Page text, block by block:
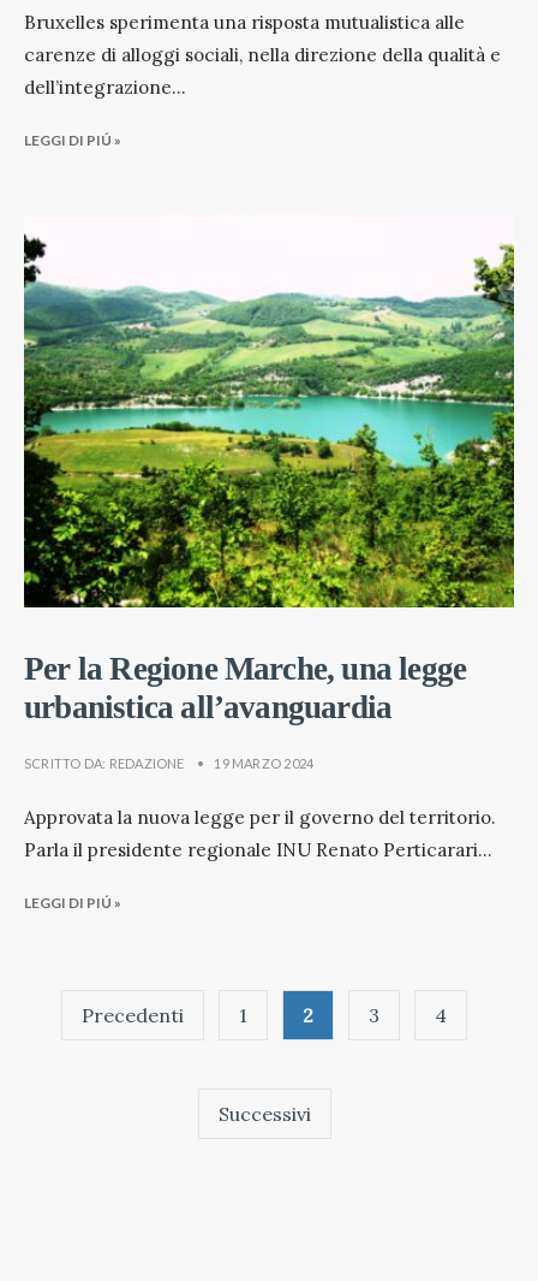
Bruxelles sperimenta una risposta mutualistica alle
carenze di alloggi sociali, nella direzione della qualità e
dell’integrazione...
LEGGI DI PIÚ »
Per la Regione Marche, una legge
urbanistica all’avanguardia
SCRITTO DA: REDAZIONE • 19 MARZO 2024
Approvata la nuova legge per il governo del territorio.
Parla il presidente regionale INU Renato Perticarari...
LEGGI DI PIÚ »
degliPrecedenti 1 2 3 4
Successivi